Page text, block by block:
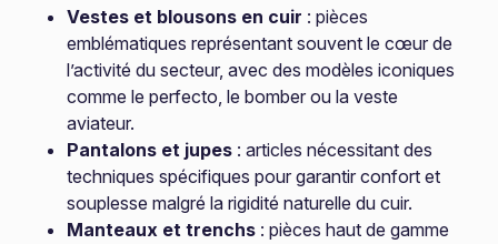
Vestes et blousons en cuir : pièces
emblématiques représentant souvent le cœur de
l’activité du secteur, avec des modèles iconiques
comme le perfecto, le bomber ou la veste
aviateur.
Pantalons et jupes : articles nécessitant des
techniques spécifiques pour garantir confort et
souplesse malgré la rigidité naturelle du cuir.
Manteaux et trenchs : pièces haut de gamme